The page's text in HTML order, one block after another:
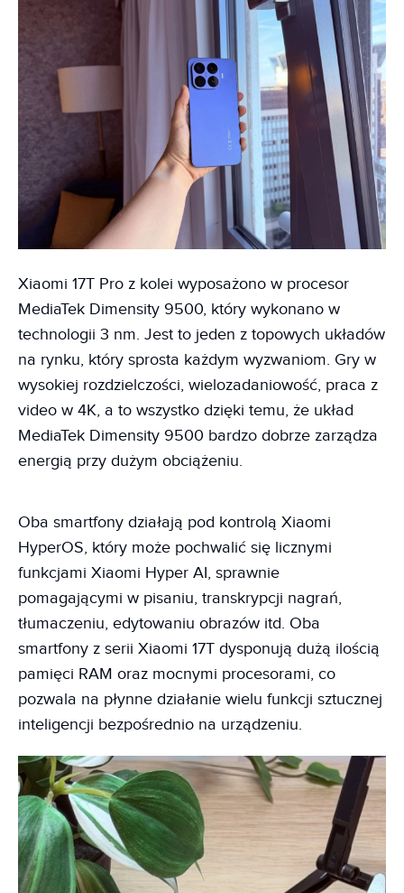
Xiaomi 17T Pro z kolei wyposażono w procesor
MediaTek Dimensity 9500, który wykonano w
technologii 3 nm. Jest to jeden z topowych układów
na rynku, który sprosta każdym wyzwaniom. Gry w
wysokiej rozdzielczości, wielozadaniowość, praca z
video w 4K, a to wszystko dzięki temu, że układ
MediaTek Dimensity 9500 bardzo dobrze zarządza
energią przy dużym obciążeniu.
Oba smartfony działają pod kontrolą Xiaomi
HyperOS, który może pochwalić się licznymi
funkcjami Xiaomi Hyper AI, sprawnie
pomagającymi w pisaniu, transkrypcji nagrań,
tłumaczeniu, edytowaniu obrazów itd. Oba
smartfony z serii Xiaomi 17T dysponują dużą ilością
pamięci RAM oraz mocnymi procesorami, co
pozwala na płynne działanie wielu funkcji sztucznej
inteligencji bezpośrednio na urządzeniu.